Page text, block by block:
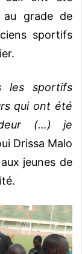
au grade de
sportifs
les sportifs
qui ont été
(…) je
Drissa Malo
jeunes de